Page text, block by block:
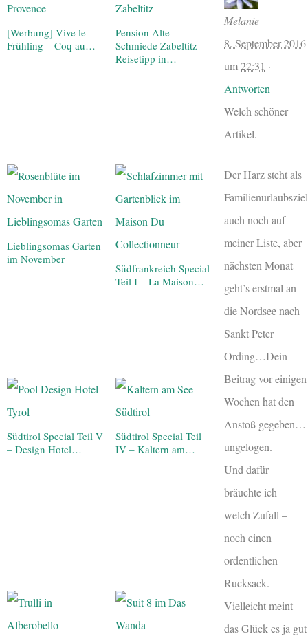
[Werbung] Vive le
Frühling – Coq au…
Pension Alte
Schmiede Zabeltitz |
Reisetipp in…
Lieblingsomas Garten
im November
Südfrankreich Special
Teil I – La Maison…
Südtirol Special Teil V
– Design Hotel…
Südtirol Special Teil
IV – Kaltern am…
Melanie
8. September 2016
um22:31 ·
Antworten
Welch schöner
Artikel.
Der Harz steht als
Familienurlaubsziel
auch noch auf
meiner Liste, aber
nächsten Monat
geht’s erstmal an
die Nordsee nach
Sankt Peter
Ording…Dein
Beitrag vor einigen
Wochen hat den
Anstoß gegeben…
ungelogen.
Und dafür
bräuchte ich –
welch Zufall –
noch einen
ordentlichen
Rucksack.
Vielleicht meint
das Glück es ja gut